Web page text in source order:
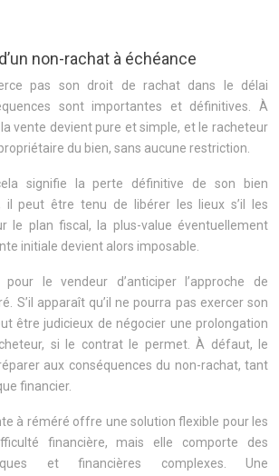
non-rachat à échéance
pas son droit de rachat dans le délai
sont importantes et définitives. À
la vente devient pure et simple, et le racheteur
du bien, sans aucune restriction.
signifie la perte définitive de son bien
il peut être tenu de libérer les lieux s’il les
le plan fiscal, la plus-value éventuellement
initiale devient alors imposable.
le vendeur d’anticiper l’approche de
S’il apparaît qu’il ne pourra pas exercer son
être judicieux de négocier une prolongation
si le contrat le permet. À défaut, le
aux conséquences du non-rachat, tant
financier.
à réméré offre une solution flexible pour les
financière, mais elle comporte des
et financières complexes. Une